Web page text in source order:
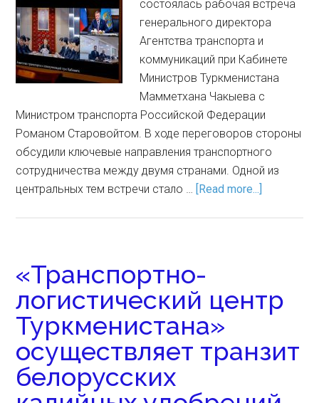
состоялась рабочая встреча
генерального директора
Агентства транспорта и
коммуникаций при Кабинете
Министров Туркменистана
Мамметхана Чакыева с
Министром транспорта Российской Федерации
Романом Старовойтом. В ходе переговоров стороны
обсудили ключевые направления транспортного
сотрудничества между двумя странами. Одной из
центральных тем встречи стало … [Read more...]
«Транспортно-
логистический центр
Туркменистана»
осуществляет транзит
белорусских